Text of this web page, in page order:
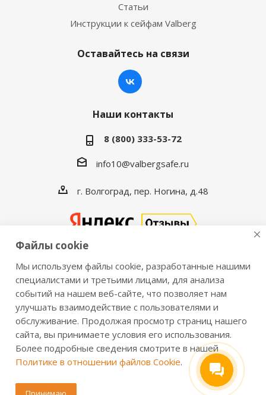
Статьи
Инструкции к сейфам Valberg
Оставайтесь на связи
Наши контакты
8 (800) 333-53-72
info10@valbergsafe.ru
г. Волгоград, пер. Ногина, д.48
2016-2026 © VALBERGSAFE.RU — Интернет-магазин
сейфов Valberg и металлической мебели Практик.
Продажа сейфов для дома и офиса, металлических
шкафов, стеллажей, металлических дверей.
Информация о розничных ценах, технических
характеристиках, наличии на складе носит справочный
характер и не является публичной офертой,
определяемой положениями из Статьи 437 ч.2 ГК РФ.
Файлы cookie
Мы используем файлы cookie, разработанные нашими
специалистами и третьими лицами, для анализа
событий на нашем веб-сайте, что позволяет нам
улучшать взаимодействие с пользователями и
обслуживание. Продолжая просмотр страниц нашего
сайта, вы принимаете условия его использования.
Более подробные сведения смотрите в нашей
Политике в отношении файлов Cookie.